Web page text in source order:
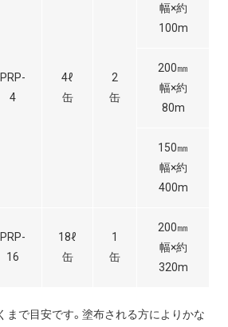
PRP-
4
4ℓ
缶
2
缶
幅×約
100m
200㎜
幅×約
80m
150㎜
幅×約
400m
PRP-
16
18ℓ
缶
1
缶
200㎜
幅×約
320m
まで目安です。塗布される方によりかな